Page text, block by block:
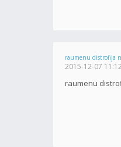
raumenu distrofija
2015-12-07 11:12
raumenu